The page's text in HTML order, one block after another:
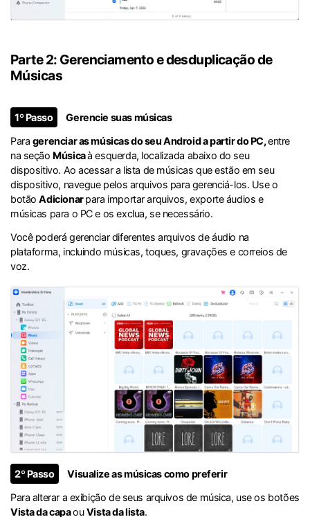
Parte 2: Gerenciamento e desduplicação de
Músicas
1º Passo
Gerencie suas músicas
Para gerenciar as músicas do seu Android a partir do PC,entre
na seção Músicaà esquerda, localizada abaixo do seu
dispositivo. Ao acessar a lista de músicas que estão em seu
dispositivo, navegue pelos arquivos para gerenciá-los. Use o
botãoAdicionarpara importar arquivos, exporte áudios e
músicas para o PC e os exclua, se necessário.
Você poderá gerenciar diferentes arquivos de áudio na
plataforma, incluindo músicas, toques, gravações e correios de
voz.
2º Passo
Visualize as músicas como preferir
Para alterar a exibição de seus arquivos de música, use os botões
Vista da capaouVista da lista.